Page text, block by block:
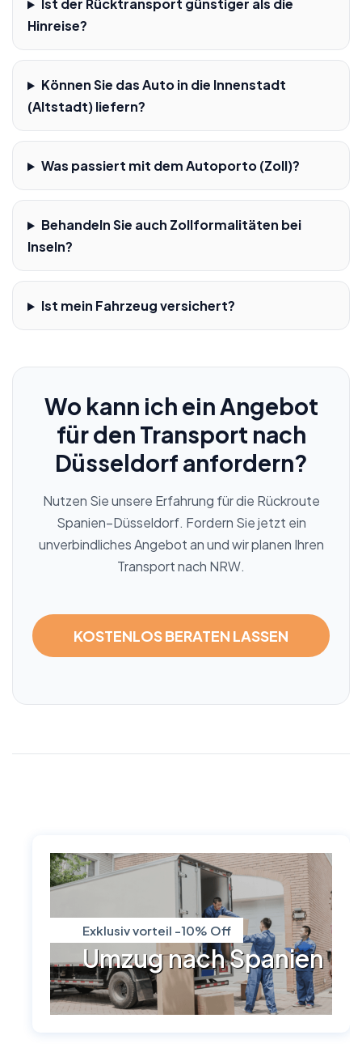
Ist der Rücktransport günstiger als die
Hinreise?
Können Sie das Auto in die Innenstadt
(Altstadt) liefern?
Was passiert mit dem Autoporto (Zoll)?
Behandeln Sie auch Zollformalitäten bei
Inseln?
Ist mein Fahrzeug versichert?
Wo kann ich ein Angebot
für den Transport nach
Düsseldorf anfordern?
Nutzen Sie unsere Erfahrung für die Rückroute
Spanien–Düsseldorf. Fordern Sie jetzt ein
unverbindliches Angebot an und wir planen Ihren
Transport nach NRW.
KOSTENLOS BERATEN LASSEN
Exklusiv vorteil -10% Off
Umzug nach Spanien